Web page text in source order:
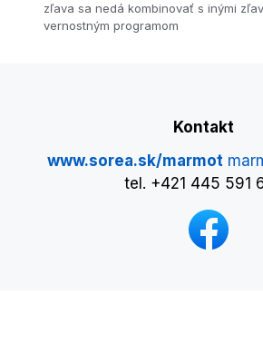
zľava sa nedá kombinovať s inými
vernostným programom
Kontakt
www.sorea.sk/marmot
tel. +421 445 591